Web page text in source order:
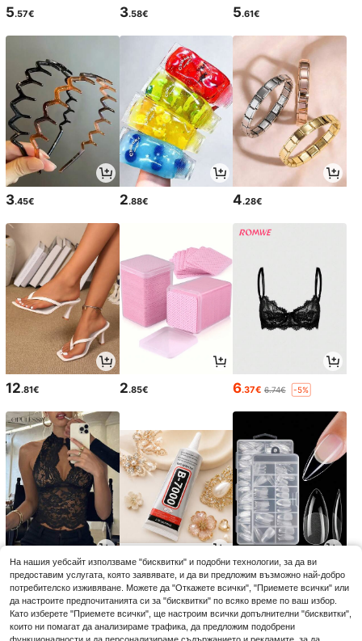
5.57€ 3.58€ 5.61€
3.45€ 2.88€ 4.28€
12.81€ 2.85€ 6.37€ 6.74€ -5%
11.49€ 3.08€ 4.15€
На нашия уебсайт използваме "бисквитки" и подобни технологии, за да ви
предоставим услугата, която заявявате, и да ви предложим възможно най-добро
потребителско изживяване. Можете да "Откажете всички", "Приемете всички" или
да настроите предпочитанията си за "бисквитки" по всяко време по ваш избор.
Като изберете "Приемете всички", ще настроим всички допълнителни "бисквитки",
които ни помагат да анализираме трафика, да предложим подобрени